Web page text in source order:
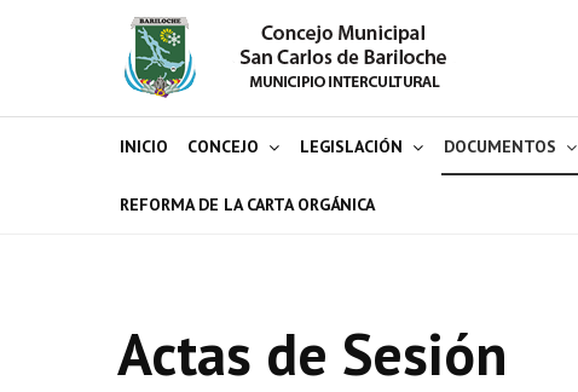
INICIO CONCEJO LEGISLACIÓN DOCUMENTOS
REFORMA DE LA CARTA ORGÁNICA
Actas de Sesión